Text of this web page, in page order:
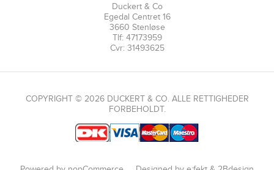
Duckert & Co
Egedal Centret 16
3660 Stenløse
Tlf: 47173959
Cvr: 31493625
COPYRIGHT © 2026 DUCKERT & CO. ALLE RETTIGHEDER
FORBEHOLDT.